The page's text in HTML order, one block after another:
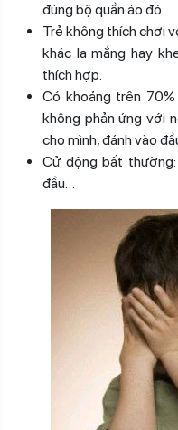
đúng bộ quần áo đó…
Trẻ không thích chơi
khác la mắng hay
thích hợp.
Có khoảng trên
không phản ứng với
cho mình, đánh vào
Cử động bất thường:
đầu…